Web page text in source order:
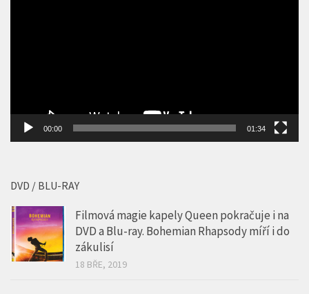
DVD a Blu-ray. Bohemian Rhapsody míří i do
zákulisí
18 BŘE, 2019
VIDEO GASTROHOUSE.CZ
Video
přehrávač